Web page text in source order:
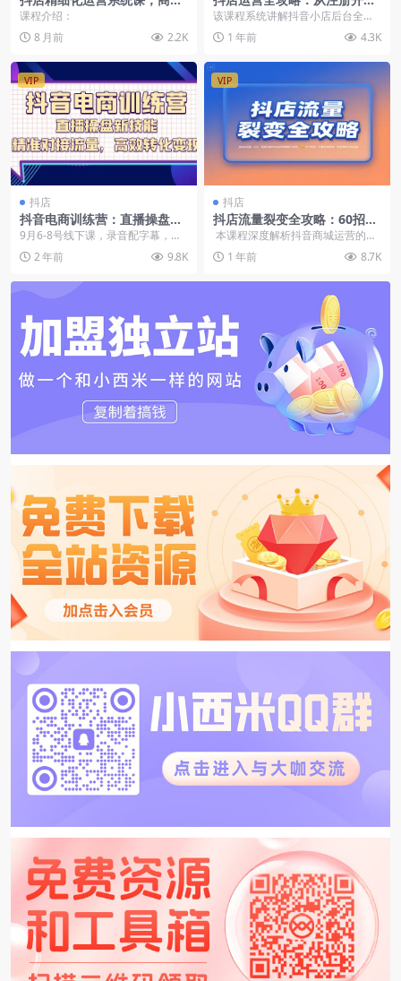
卡优化、达人建联、千川投
课程介绍：
8 月前
2.2K
到商品上架，24节课掌握后台
该课程系统讲解抖音小店后台全流
程运营，包含店铺开通、商品上
架、营销活动、售后处理...
1 年前 4.3K
VIP
抖店
抖音电商训练营：直播操盘新
技能，精准对接流量，高效转
化变现
9月6-8号线下课，录音配字幕，总
共20小时
2 年前 9.8K
VIP
抖店
抖店流量裂变全攻略：60招打
通商城搜索推荐付费流量矩阵
本课程深度解析抖音商城运营的三
大核心系统，涵盖猜你喜欢流量入
池、搜索...
1 年前 8.7K